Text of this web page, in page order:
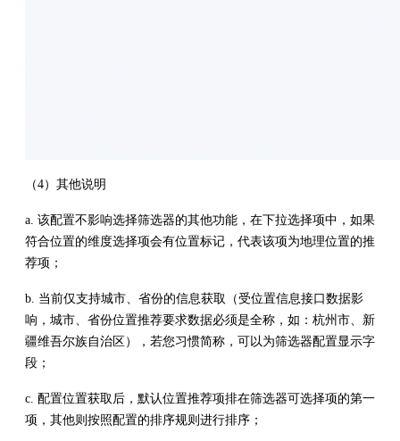
（4）其他说明
a. 该配置不影响选择筛选器的其他功能，在下拉选择项中，如果
符合位置的维度选择项会有位置标记，代表该项为地理位置的推
荐项；
b. 当前仅支持城市、省份的信息获取（受位置信息接口数据影
响，城市、省份位置推荐要求数据必须是全称，如：杭州市、新
疆维吾尔族自治区），若您习惯简称，可以为筛选器配置显示字
段；
c. 配置位置获取后，默认位置推荐项排在筛选器可选择项的第一
项，其他则按照配置的排序规则进行排序；